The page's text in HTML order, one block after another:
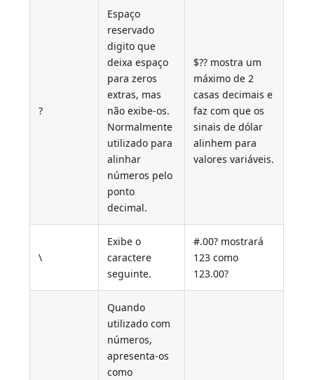
?
Espaço
reservado
digito que
deixa espaço
para zeros
extras, mas
não exibe-os.
Normalmente
utilizado para
alinhar
números pelo
ponto
decimal.
$?? mostra um
máximo de 2
casas decimais e
faz com que os
sinais de dólar
alinhem para
valores variáveis.
\
Exibe o
caractere
seguinte.
#.00? mostrará
123 como
123.00?
Quando
utilizado com
números,
apresenta-os
como